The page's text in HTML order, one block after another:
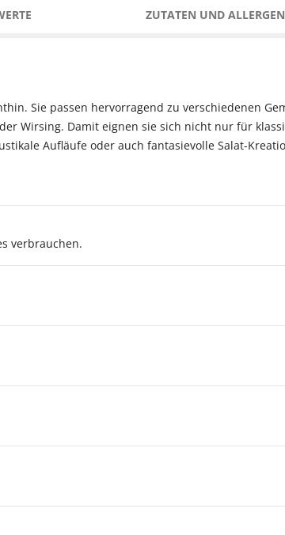
ZUTATEN UND
Sie passen hervorragend zu verschiedenen
Wirsing. Damit eignen sie sich nicht nur für
Aufläufe oder auch fantasievolle Salat-
verbrauchen.